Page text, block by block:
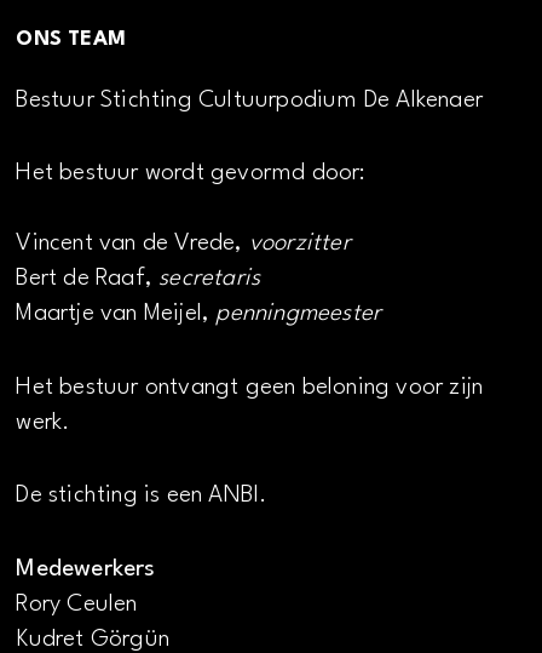
ONS TEAM
Bestuur Stichting Cultuurpodium De Alkenaer
Het bestuur wordt gevormd door:
Vincent van de Vrede, voorzitter
Bert de Raaf, secretaris
Maartje van Meijel, penningmeester
Het bestuur ontvangt geen beloning voor zijn
werk.
De stichting is een ANBI.
Medewerkers
Rory Ceulen
Kudret Görgün